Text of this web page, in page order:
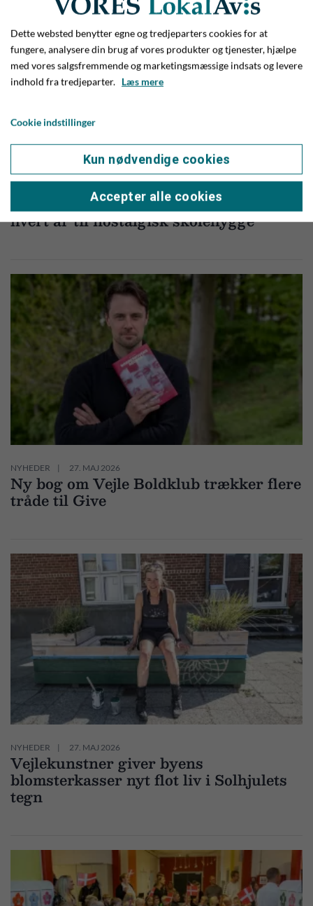
Gik ud af 4. real i 1959 - nu mødes de
hvert år til nostalgisk skolehygge
NYHEDER 27. MAJ 2026
Ny bog om Vejle Boldklub trækker flere
tråde til Give
NYHEDER 27. MAJ 2026
Vejlekunstner giver byens
blomsterkasser nyt flot liv i Solhjulets
tegn
Dette websted benytter egne og tredjeparters cookies for at
fungere, analysere din brug af vores produkter og tjenester, hjælpe
med vores salgsfremmende og marketingsmæssige indsats og levere
indhold fra tredjeparter. Læs mere
Cookie indstillinger
Kun nødvendige cookies
Accepter alle cookies